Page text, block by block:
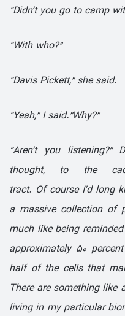
“Didn’t you go to camp
“With who?”
“Davis Pickett,” she said.
“Yeah,” I said.”Why?”
“Aren’t you
thought, to the
tract. OfcourseI’d long
a massive collection of
much like being
approximately 50
half of the cells that
There are something like
living in my particular